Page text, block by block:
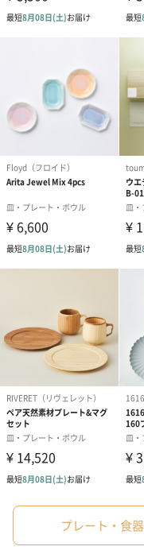
ドライフラワー・プリ
自然のお花で作ったドラ
一部花材が写真と異な
い。パッケージに入れて
プリザーブドフラワー
ぬいぐるみ
愛らしいぬいぐるみを同
誕生日・記念日・出産祝
フラワーテディベア
プレート・食